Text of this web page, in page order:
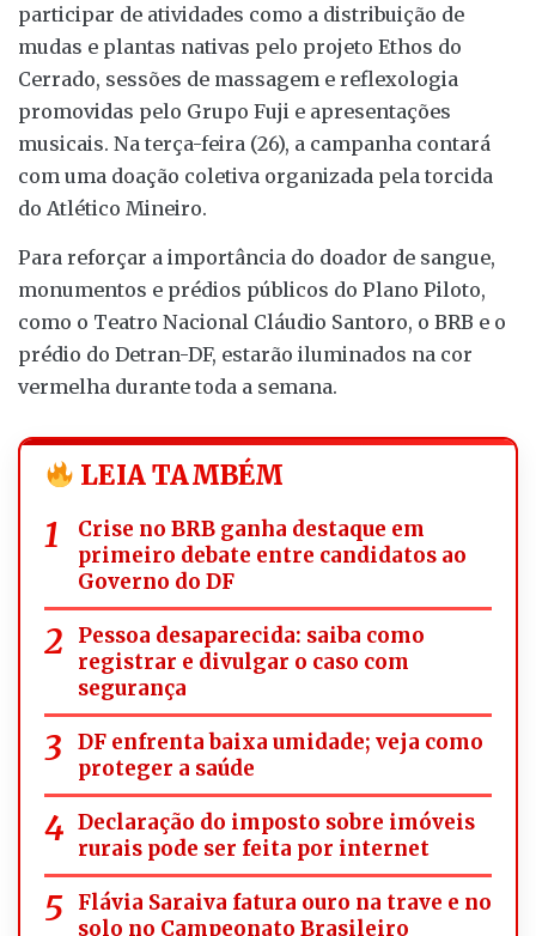
participar de atividades como a distribuição de
mudas e plantas nativas pelo projeto Ethos do
Cerrado, sessões de massagem e reflexologia
promovidas pelo Grupo Fuji e apresentações
musicais. Na terça-feira (26), a campanha contará
com uma doação coletiva organizada pela torcida
do Atlético Mineiro.
Para reforçar a importância do doador de sangue,
monumentos e prédios públicos do Plano Piloto,
como o Teatro Nacional Cláudio Santoro, o BRB e o
prédio do Detran-DF, estarão iluminados na cor
vermelha durante toda a semana.
LEIA TAMBÉM
Crise no BRB ganha destaque em
primeiro debate entre candidatos ao
Governo do DF
Pessoa desaparecida: saiba como
registrar e divulgar o caso com
segurança
DF enfrenta baixa umidade; veja como
proteger a saúde
Declaração do imposto sobre imóveis
rurais pode ser feita por internet
Flávia Saraiva fatura ouro na trave e no
solo no Campeonato Brasileiro